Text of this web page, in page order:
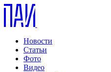
Новости
Статьи
Фото
Видео